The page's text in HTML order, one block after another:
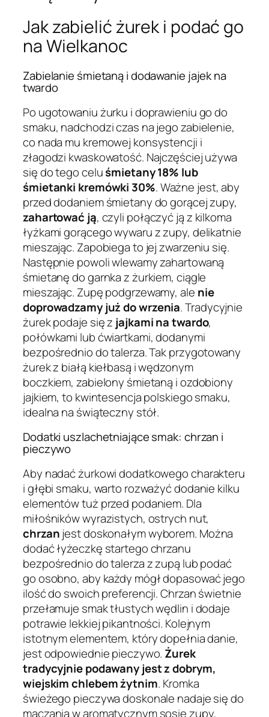
Jak zabielić żurek i podać go
na Wielkanoc
Zabielanie śmietaną i dodawanie jajek na
twardo
Po ugotowaniu żurku i doprawieniu go do
smaku, nadchodzi czas na jego zabielenie,
co nada mu kremowej konsystencji i
złagodzi kwaskowatość. Najczęściej używa
się do tego celuśmietany 18% lub
śmietanki kremówki 30%. Ważne jest, aby
przed dodaniem śmietany do gorącej zupy,
zahartować ją, czyli połączyć ją z kilkoma
łyżkami gorącego wywaru z zupy, delikatnie
mieszając. Zapobiega to jej zwarzeniu się.
Następnie powoli wlewamy zahartowaną
śmietanę do garnka z żurkiem, ciągle
mieszając. Zupę podgrzewamy, ale nie
doprowadzamy już do wrzenia. Tradycyjnie
żurek podaje się z jajkami na twardo,
połówkami lub ćwiartkami, dodanymi
bezpośrednio do talerza. Tak przygotowany
żurek z białą kiełbasą i wędzonym
boczkiem, zabielony śmietaną i ozdobiony
jajkiem, to kwintesencja polskiego smaku,
idealna na świąteczny stół.
Dodatki uszlachetniające smak: chrzan i
pieczywo
Aby nadać żurkowi dodatkowego charakteru
i głębi smaku, warto rozważyć dodanie kilku
elementów tuż przed podaniem. Dla
miłośników wyrazistych, ostrych nut,
chrzanjest doskonałym wyborem. Można
dodać łyżeczkę startego chrzanu
bezpośrednio do talerza z zupą lub podać
go osobno, aby każdy mógł dopasować jego
ilość do swoich preferencji. Chrzan świetnie
przełamuje smak tłustych wędlin i dodaje
potrawie lekkiej pikantności. Kolejnym
istotnym elementem, który dopełnia danie,
jest odpowiednie pieczywo. Żurek
tradycyjnie podawany jest z dobrym,
wiejskim chlebem żytnim. Kromka
świeżego pieczywa doskonale nadaje się do
maczania w aromatycznym sosie zupy,